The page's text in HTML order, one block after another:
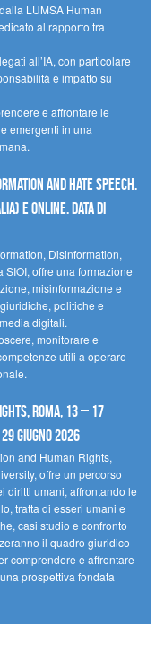
LUMSA Human
al rapporto tra
all’IA, con particolare
e impatto su
e affrontare le
emergenti in una
and Hate Speech,
e online. Data di
Disinformation,
offre una formazione
misinformazione e
politiche e
digitali.
monitorare e
utili a operare
Roma, 13 – 17
Giugno 2026
and Human Rights,
offre un percorso
diritti umani, affrontando le
tratta di esseri umani e
casi studio e confronto
il quadro giuridico
comprendere e affrontare
prospettiva fondata